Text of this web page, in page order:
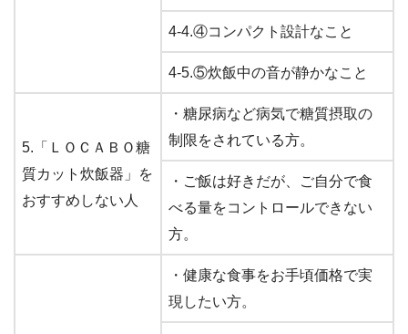
4-4.④コンパクト設計なこと
4-5.⑤炊飯中の音が静かなこと
5.「ＬＯＣＡＢＯ糖
質カット炊飯器」を
おすすめしない人
・糖尿病など病気で糖質摂取の
制限をされている方。
・ご飯は好きだが、ご自分で食
べる量をコントロールできない
方。
・健康な食事をお手頃価格で実
現したい方。